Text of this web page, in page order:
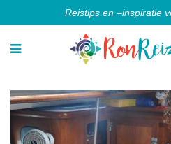
Reistips en –inspiratie